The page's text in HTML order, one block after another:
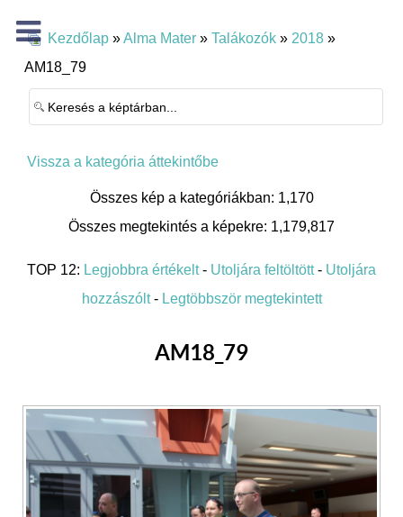
Kezdőlap »Alma Mater » Talákozók » 2018 »
AM18_79
Vissza a kategória áttekintőbe
Összes kép a kategóriákban: 1,170
Összes megtekintés a képekre: 1,179,817
TOP 12: Legjobbra értékelt- Utoljára feltöltött- Utoljára
hozzászólt- Legtöbbször megtekintett
AM18_79